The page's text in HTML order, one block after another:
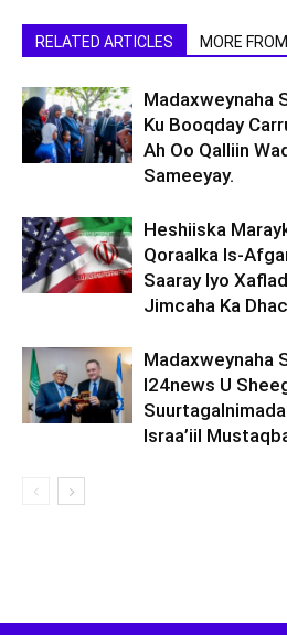
RELATED ARTICLES MORE
Madaxweynaha
Ku Booqday
Ah Oo Qalliin
Sameeyay.
Heshiiska
Qoraalka Is-
Saaray Iyo
Jimcaha Ka
Madaxweynaha
I24news U
Israa’iil